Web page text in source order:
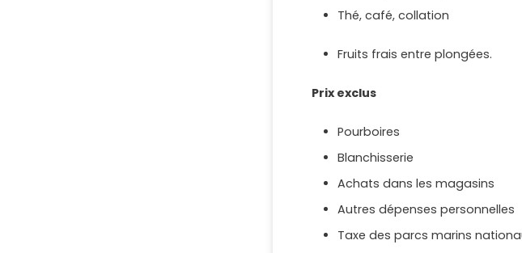
Thé, café, collation
Fruits frais entre plongées.
Prix exclus
Pourboires
Blanchisserie
Achats dans les magasins
Autres dépenses personnelles
Taxe des parcs marins